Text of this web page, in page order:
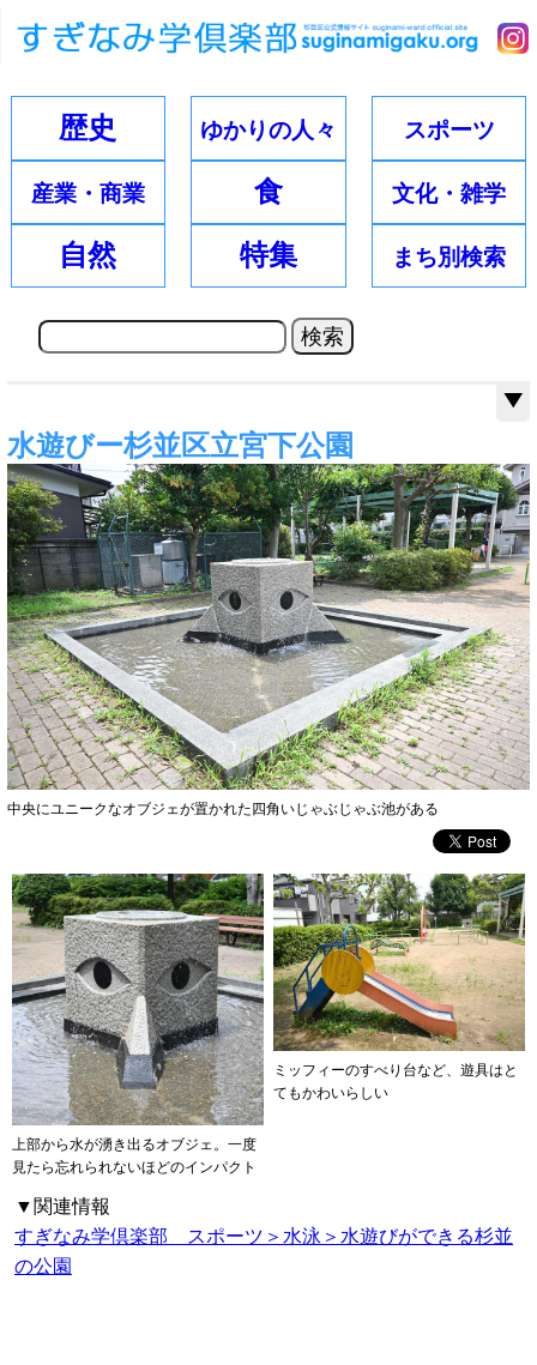
歴史 ゆかりの人々 スポーツ
産業・ 商業 食 文化・雑学
自然 特集 まち別検索
水遊びー杉並区立宮下公園
中央にユニークなオブジェが置かれた四角いじゃぶじゃぶ池がある
▼関連情報
すぎなみ学倶楽部 スポーツ＞水泳＞水遊びができる杉並
の公園
上部から水が湧き出るオブジェ。一度
見たら忘れられないほどのインパクト
ミッフィーのすべり台など、遊具はと
てもかわいらしい